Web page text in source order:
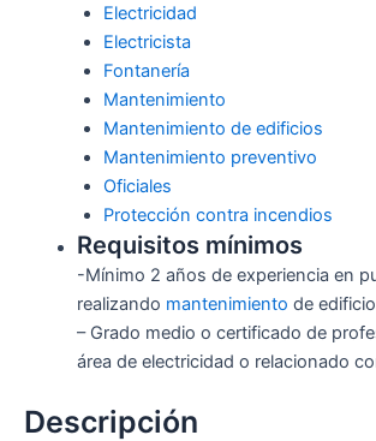
Electricidad
Electricista
Fontanería
Mantenimiento
Mantenimiento de edificios
Mantenimiento preventivo
Oficiales
Protección contra incendios
Requisitos mínimos
-Mínimo 2 años de experiencia en
realizando mantenimiento de
– Grado medio o certificado de
área de electricidad o relacionado
Descripción